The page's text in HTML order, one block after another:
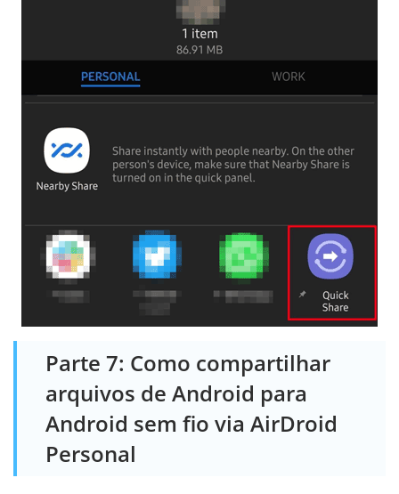
Parte 7: Como compartilhar
arquivos de Android para
Android sem fio via AirDroid
Personal